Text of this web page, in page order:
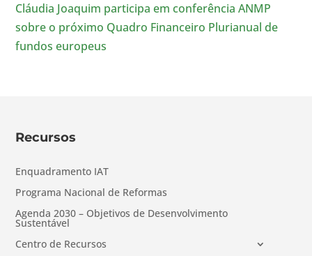
Cláudia Joaquim participa em conferência ANMP
sobre o próximo Quadro Financeiro Plurianual de
fundos europeus
Recursos
Enquadramento IAT
Programa Nacional de Reformas
Agenda 2030 – Objetivos de Desenvolvimento
Sustentável
Centro de Recursos